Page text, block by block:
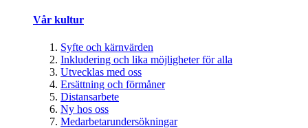
Vår kultur
Syfte och kärnvärden
Inkludering och lika möjligheter för alla
Utvecklas med oss
Ersättning och förmåner
Distansarbete
Ny hos oss
Medarbetarundersökningar